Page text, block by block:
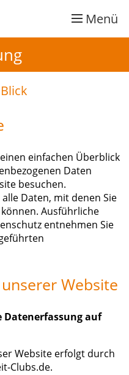
Menü
einfachen Überblick
Daten
besuchen.
Daten, mit denen Sie
Ausführliche
entnehmen Sie
Website
auf
Website erfolgt durch
Clubs.de.